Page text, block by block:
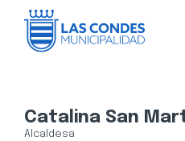
Catalina San
Alcaldesa